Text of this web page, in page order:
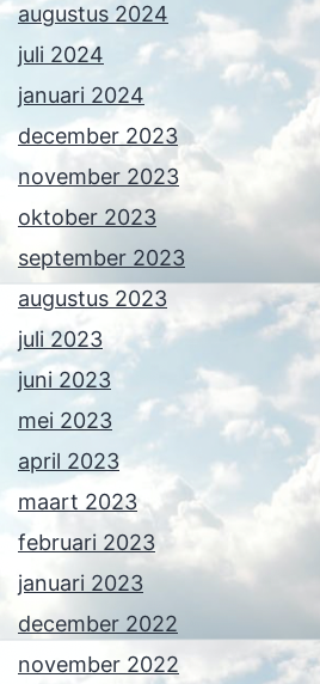
augustus 2024
juli 2024
januari 2024
december 2023
november 2023
oktober 2023
september 2023
augustus 2023
juli 2023
juni 2023
mei 2023
april 2023
maart 2023
februari 2023
januari 2023
december 2022
november 2022